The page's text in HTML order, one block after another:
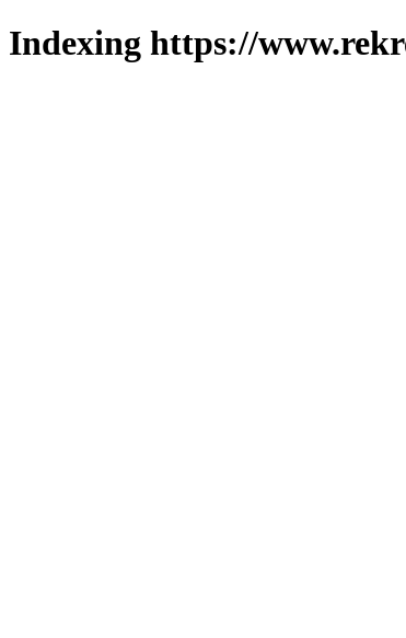
Indexing https://